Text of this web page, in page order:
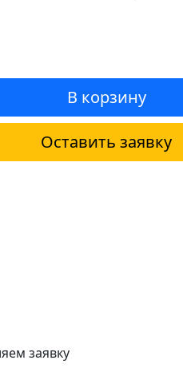
В корзину
Оставить заявку
заявку